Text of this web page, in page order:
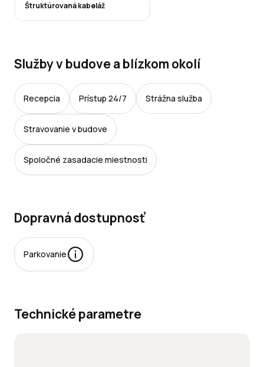
Štruktúrovaná kabeláž
Služby v budove a blízkom okolí
Recepcia Prístup 24/7 Strážna služba
Stravovanie v budove
Spoločné zasadacie miestnosti
Dopravná dostupnosť
Parkovanie
Technické parametre